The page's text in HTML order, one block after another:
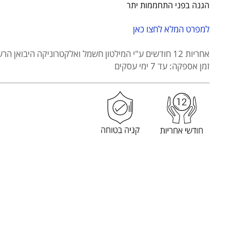
HEMILTON
HEM-
2611
הגנה בפני התחממות יתר
למפרט המלא לחצו כאן
אחריות 12 חודשים
ע"י המילטון חשמל ואלקטרוניקה היבואן
זמן אספקה: עד 7 ימי עסקים